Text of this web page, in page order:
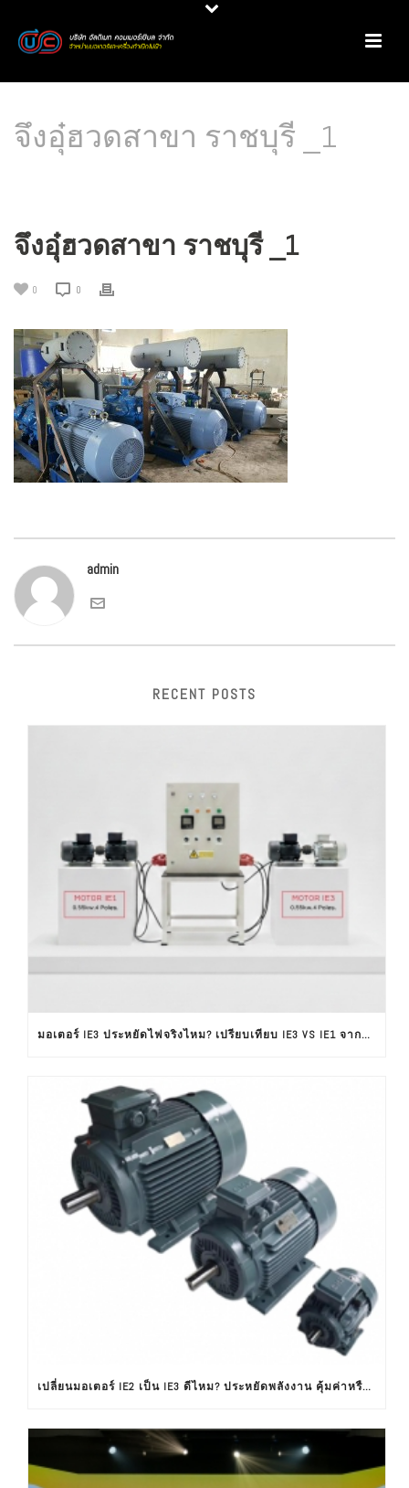
จึงอุ๋ฮวดสาขา ราชบุรี _1
จึงอุ๋ฮวดสาขา ราชบุรี _1
0 0
admin
RECENT POSTS
มอเตอร์ IE3 ประหยัดไฟจริงไหม? เปรียบเทียบ IE3 VS IE1 จากผลทดสอบใช้งานจริง
เปลี่ยนมอเตอร์ IE2 เป็น IE3 ดีไหม? ประหยัดพลังงาน คุ้มค่าหรือไม่ ?